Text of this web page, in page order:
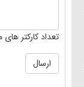
تعداد کارکتر های